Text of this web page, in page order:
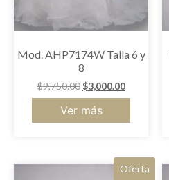
Mod. AHP7174W Talla 6 y
8
$9,750.00 $3,000.00
Ver más
Oferta